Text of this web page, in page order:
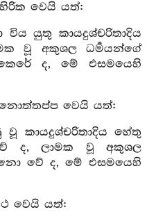
වෙයි යත්:
යුතු කායදුශ්චරිතාදිය
වූ අකුශල ධර්‍මයන්ගේ
ද, මේ එසමයෙහි
වෙයි යත්:
කායදුශ්චරිතාදිය හේතු
ද, ලාමක වූ අකුශල
වේ ද, මේ එසමයෙහි
වෙයි යත්: